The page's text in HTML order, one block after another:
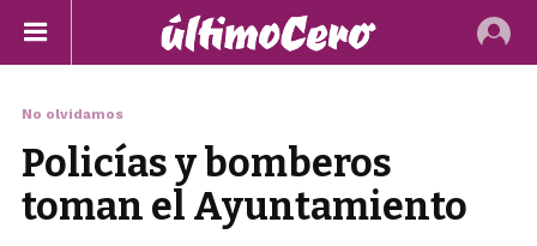
No olvidamos
Policías y bomberos
toman el Ayuntamiento